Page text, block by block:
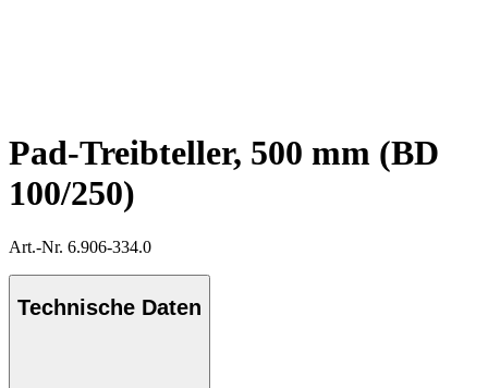
Pad-Treibteller, 500 mm (BD
100/250)
Art.-Nr. 6.906-334.0
Technische Daten